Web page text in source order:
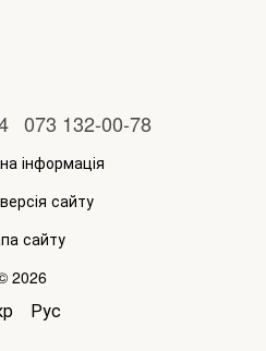
073 132-00-78
інформація
сайту
сайту
2026
Рус